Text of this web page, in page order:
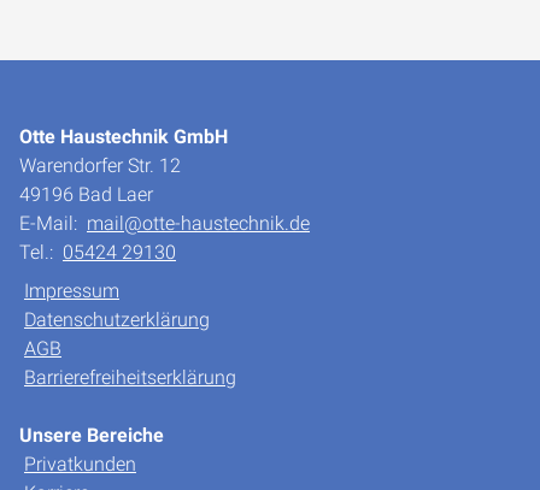
Otte Haustechnik GmbH
Warendorfer Str. 12
49196 Bad Laer
E-Mail: mail@otte-haustechnik.de
Tel.: 05424 29130
Impressum
Datenschutzerklärung
AGB
Barrierefreiheitserklärung
Unsere Bereiche
Privatkunden